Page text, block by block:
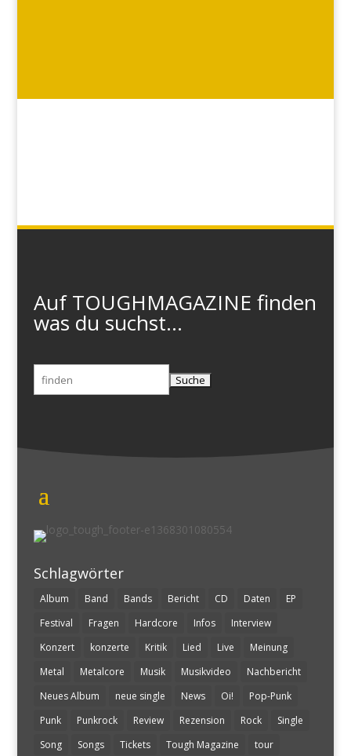
Auf TOUGHMAGAZINE finden
was du suchst...
Suchen
nach:
Schlagwörter
Album Band Bands Bericht CD Daten
EP
Festival
Fragen Hardcore Infos
Interview
Konzert
konzerte Kritik Lied Live
Meinung
Metal
Metalcore Musik Musikvideo
Nachbericht
Neues Album
neue single News Oi!
Pop-Punk
Punk
Punkrock Review Rezension Rock
Single
Song
Songs Tickets Tough Magazine tour